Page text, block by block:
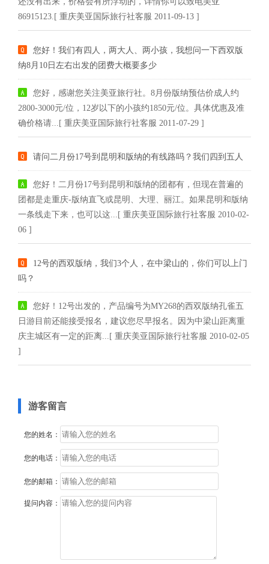
86915123.[ 重庆美亚国际旅行社客服 2011-09-13 ]
您好！我们有四人，两大人、两小孩，我想问一下西双版
纳8月10日左右出发的团费大概要多少
您好，感谢您关注美亚旅行社。8月份版纳预估价成人约
2800-3000元/位，12岁以下的小孩约1850元/位。具体优惠及准
确价格请...[ 重庆美亚国际旅行社客服 2011-07-29 ]
请问二月份17号到昆明和版纳的有线路吗？我们四到五人
您好！二月份17号到昆明和版纳的团都有，但现在普遍的
团都是走重庆-版纳直飞或昆明、大理、丽江。如果昆明和版纳
一条线走下来，也可以这...[ 重庆美亚国际旅行社客服 2010-02-
06 ]
12号的西双版纳，我们3个人，在中梁山的，你们可以上门
吗？
您好！12号出发的，产品编号为MY268的西双版纳孔雀五
日游目前还能接受报名，建议您尽早报名。因为中梁山距离重
庆主城区有一定的距离...[ 重庆美亚国际旅行社客服 2010-02-05
]
游客留言
您的姓名：
您的电话：
您的邮箱：
提问内容：